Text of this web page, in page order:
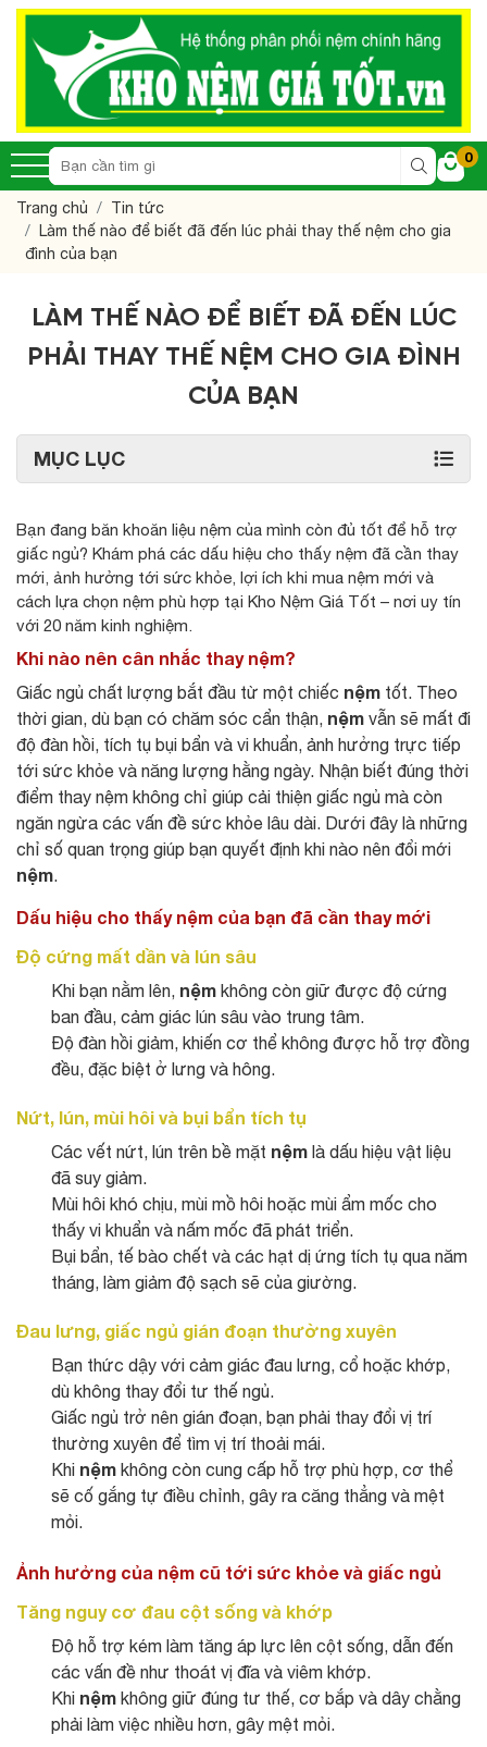
0
Trang chủ
Tin tức
Làm thế nào để biết đã đến lúc phải thay thế nệm cho gia
đình của bạn
LÀM THẾ NÀO ĐỂ BIẾT ĐÃ ĐẾN LÚC
PHẢI THAY THẾ NỆM CHO GIA ĐÌNH
CỦA BẠN
MỤC LỤC
Bạn đang băn khoăn liệu nệm của mình còn đủ tốt để hỗ trợ
giấc ngủ? Khám phá các dấu hiệu cho thấy nệm đã cần thay
mới, ảnh hưởng tới sức khỏe, lợi ích khi mua nệm mới và
cách lựa chọn nệm phù hợp tại Kho Nệm Giá Tốt – nơi uy tín
với 20 năm kinh nghiệm.
Khi nào nên cân nhắc thay nệm?
Giấc ngủ chất lượng bắt đầu từ một chiếc nệm tốt. Theo
thời gian, dù bạn có chăm sóc cẩn thận, nệm vẫn sẽ mất đi
độ đàn hồi, tích tụ bụi bẩn và vi khuẩn, ảnh hưởng trực tiếp
tới sức khỏe và năng lượng hằng ngày. Nhận biết đúng thời
điểm thay nệm không chỉ giúp cải thiện giấc ngủ mà còn
ngăn ngừa các vấn đề sức khỏe lâu dài. Dưới đây là những
chỉ số quan trọng giúp bạn quyết định khi nào nên đổi mới
nệm.
Dấu hiệu cho thấy nệm của bạn đã cần thay mới
Độ cứng mất dần và lún sâu
Khi bạn nằm lên, nệm không còn giữ được độ cứng
ban đầu, cảm giác lún sâu vào trung tâm.
Độ đàn hồi giảm, khiến cơ thể không được hỗ trợ đồng
đều, đặc biệt ở lưng và hông.
Nứt, lún, mùi hôi và bụi bẩn tích tụ
Các vết nứt, lún trên bề mặt nệm là dấu hiệu vật liệu
đã suy giảm.
Mùi hôi khó chịu, mùi mồ hôi hoặc mùi ẩm mốc cho
thấy vi khuẩn và nấm mốc đã phát triển.
Bụi bẩn, tế bào chết và các hạt dị ứng tích tụ qua năm
tháng, làm giảm độ sạch sẽ của giường.
Đau lưng, giấc ngủ gián đoạn thường xuyên
Bạn thức dậy với cảm giác đau lưng, cổ hoặc khớp,
dù không thay đổi tư thế ngủ.
Giấc ngủ trở nên gián đoạn, bạn phải thay đổi vị trí
thường xuyên để tìm vị trí thoải mái.
Khi nệm không còn cung cấp hỗ trợ phù hợp, cơ thể
sẽ cố gắng tự điều chỉnh, gây ra căng thẳng và mệt
mỏi.
Ảnh hưởng của nệm cũ tới sức khỏe và giấc ngủ
Tăng nguy cơ đau cột sống và khớp
Độ hỗ trợ kém làm tăng áp lực lên cột sống, dẫn đến
các vấn đề như thoát vị đĩa và viêm khớp.
Khi nệm không giữ đúng tư thế, cơ bắp và dây chằng
phải làm việc nhiều hơn, gây mệt mỏi.